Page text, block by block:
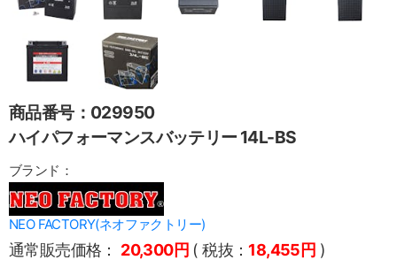
商品番号：029950
ハイパフォーマンスバッテリー 14L-BS
ブランド：
NEO FACTORY(ネオファクトリー)
通常販売価格： 20,300円 ( 税抜： 18,455円 )